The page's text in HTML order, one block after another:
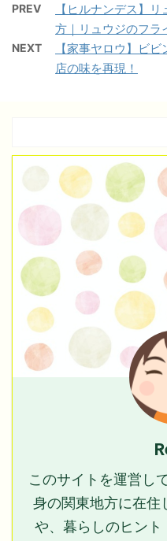
PREV
【ヒルナンデス】
方｜リュウジのフラ
NEXT
【家事ヤロウ】ビ
店の味を再現！
このサイトを運営し
身の関東地方に在住
や、暮らしのヒン